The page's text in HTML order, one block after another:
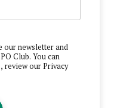
our newsletter and
Club. You can
review ourPrivacy